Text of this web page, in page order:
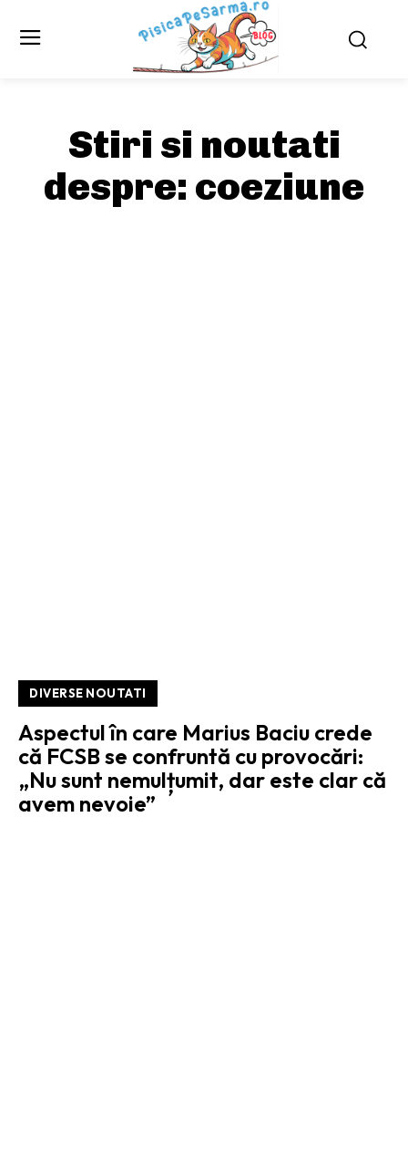
Stiri si noutati
despre: coeziune
DIVERSE NOUTATI
Aspectul în care Marius Baciu crede
că FCSB se confruntă cu provocări:
„Nu sunt nemulțumit, dar este clar că
avem nevoie”